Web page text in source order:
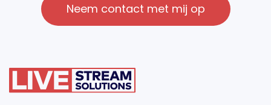
Neem contact met mij op